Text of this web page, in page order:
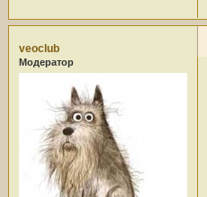
veoclub
Модератор